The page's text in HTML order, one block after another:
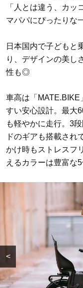
「人とは違う、カ
マパパにぴったりな
日本国内で子どもと
り、デザインの美し
性も◎
車高は「
すい安心設計。最大
も軽やかに走行。3
ドのギアも搭載され
かけ時もストレスフ
えるカラーは豊富な5
<